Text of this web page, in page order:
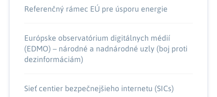
Referenčný rámec EÚ pre úsporu energie
Európske observatórium digitálnych médií
(EDMO) – národné a nadnárodné uzly (boj proti
dezinformáciám)
Sieť centier bezpečnejšieho internetu (SICs)